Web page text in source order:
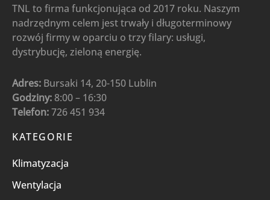
TNL to firma funkcjonująca od 2017 roku. Naszym
nadrzędnym celem jest trwały i długoterminowy
rozwój firmy w oparciu o trzy filary: usługi,
dystrybucję, zieloną energię.
Adres: Bursaki 14, 20-150 Lublin
Godziny: 8:00 – 16:30
Telefon:726 451 934
KATEGORIE
Klimatyzacja
Wentylacja